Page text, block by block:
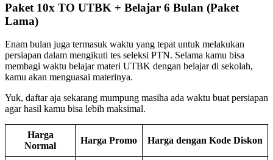
Paket 10x TO UTBK + Belajar 6 Bulan (Paket
Lama)
Enam bulan juga termasuk waktu yang tepat untuk melakukan
persiapan dalam mengikuti tes seleksi PTN. Selama kamu bisa
membagi waktu belajar materi UTBK dengan belajar di sekolah,
kamu akan menguasai materinya.
Yuk, daftar aja sekarang mumpung masiha ada waktu buat persiapan
agar hasil kamu bisa lebih maksimal.
Harga
Normal
Harga Promo Harga dengan Kode Diskon